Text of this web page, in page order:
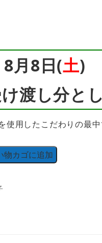
8月8日(土)
渡し分と
使用したこだわりの最中
物カゴに追加